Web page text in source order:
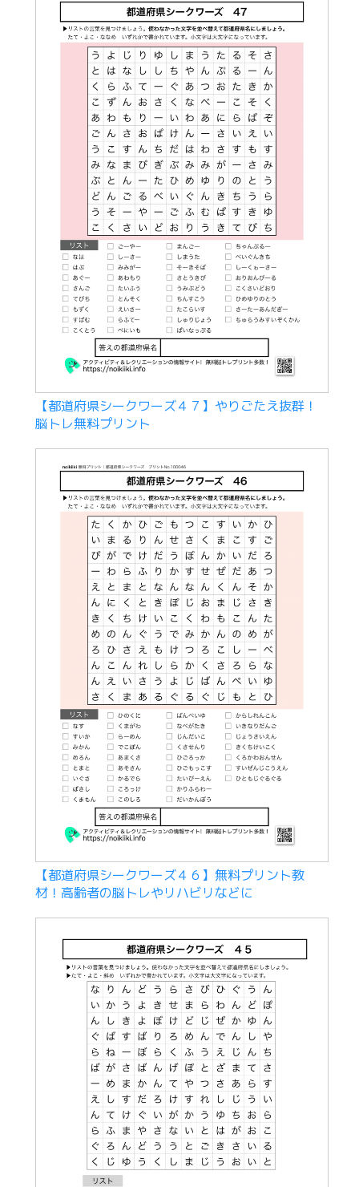
【都道府県シークワーズ４７】やりごたえ抜群！
脳トレ無料プリント
【都道府県シークワーズ４６】無料プリント教
材！高齢者の脳トレやリハビリなどに